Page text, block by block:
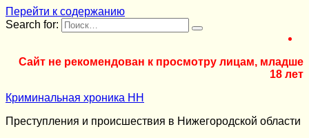
Перейти к содержанию
Search for:
Сайт не рекомендован к просмотру лицам, младше
18 лет
Криминальная хроника НН
Преступления и происшествия в Нижегородской области